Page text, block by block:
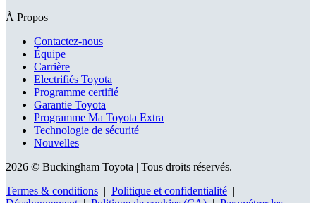
À Propos
Contactez-nous
Équipe
Carrière
Electrifiés Toyota
Programme certifié
Garantie Toyota
Programme Ma Toyota Extra
Technologie de sécurité
Nouvelles
2026 © Buckingham Toyota | Tous droits réservés.
Termes & conditions | Politique et confidentialité |